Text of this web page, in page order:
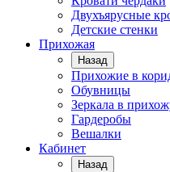
Двухъярусные
Детские стенки
Прихожая
Назад
Прихожие в
Обувницы
Зеркала в
Гардеробы
Вешалки
Кабинет
Назад